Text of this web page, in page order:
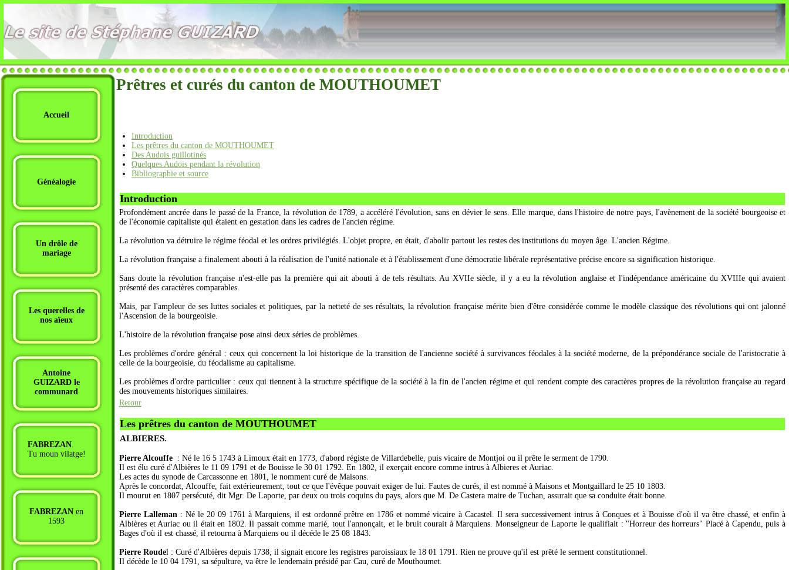
Accueil
Généalogie
Un drôle de
mariage
Les querelles de
nos aïeux
Antoine
GUIZARD le
communard
FABREZAN.
Tu moun vilatge!
FABREZAN en
1593
Prêtres et curés du canton de MOUTHOUMET
Introduction
Les prêtres du canton de MOUTHOUMET
Des Audois guillotinés
Quelques Audois pendant la révolution
Bibliographie et source
Introduction
Profondément ancrée dans le passé de la France, la révolution de 1789, a accéléré l'évolution, sans en dévier le sens. Elle marque, dans l'histoire de notre pays, l'avènement de la société bourgeoise et
de l'économie capitaliste qui étaient en gestation dans les cadres de l'ancien régime.
La révolution va détruire le régime féodal et les ordres privilégiés. L'objet propre, en était, d'abolir partout les restes des institutions du moyen âge. L'ancien Régime.
La révolution française a finalement abouti à la réalisation de l'unité nationale et à l'établissement d'une démocratie libérale représentative précise encore sa signification historique.
Sans doute la révolution française n'est-elle pas la première qui ait abouti à de tels résultats. Au XVIIe siècle, il y a eu la révolution anglaise et l'indépendance américaine du XVIIIe qui avaient
présenté des caractères comparables.
Mais, par l'ampleur de ses luttes sociales et politiques, par la netteté de ses résultats, la révolution française mérite bien d'être considérée comme le modèle classique des révolutions qui ont jalonné
l'Ascension de la bourgeoisie.
L'histoire de la révolution française pose ainsi deux séries de problèmes.
Les problèmes d'ordre général : ceux qui concernent la loi historique de la transition de l'ancienne société à survivances féodales à la société moderne, de la prépondérance sociale de l'aristocratie à
celle de la bourgeoisie, du féodalisme au capitalisme.
Les problèmes d'ordre particulier : ceux qui tiennent à la structure spécifique de la société à la fin de l'ancien régime et qui rendent compte des caractères propres de la révolution française au regard
des mouvements historiques similaires.
Retour
Les prêtres du canton de MOUTHOUMET
ALBIERES.
Pierre Alcouffe : Né le 16 5 1743 à Limoux était en 1773, d'abord régiste de Villardebelle, puis vicaire de Montjoi ou il prête le serment de 1790.
Il est élu curé d'Albières le 11 09 1791 et de Bouisse le 30 01 1792. En 1802, il exerçait encore comme intrus à Albieres et Auriac.
Les actes du synode de Carcassonne en 1801, le nomment curé de Maisons.
Après le concordat, Alcouffe, fait extérieurement, tout ce que l'évêque pouvait exiger de lui. Fautes de curés, il est nommé à Maisons et Montgaillard le 25 10 1803.
Il mourut en 1807 persécuté, dit Mgr. De Laporte, par deux ou trois coquins du pays, alors que M. De Castera maire de Tuchan, assurait que sa conduite était bonne.
Pierre Lalleman : Né le 20 09 1761 à Marquiens, il est ordonné prêtre en 1786 et nommé vicaire à Cacastel. Il sera successivement intrus à Conques et à Bouisse d'où il va être chassé, et enfin à
Albières et Auriac ou il était en 1802. Il passait comme marié, tout l'annonçait, et le bruit courait à Marquiens. Monseigneur de Laporte le qualifiait : "Horreur des horreurs" Placé à Capendu, puis à
Bages d'où il est chassé, il retourna à Marquiens ou il décéde le 25 08 1843.
Pierre Roudel : Curé d'Albières depuis 1738, il signait encore les registres paroissiaux le 18 01 1791. Rien ne prouve qu'il est prêté le serment constitutionnel.
Il décède le 10 04 1791, sa sépulture, va être le lendemain présidé par Cau, curé de Mouthoumet.